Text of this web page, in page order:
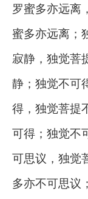
罗蜜多亦远离
蜜多亦远离；
寂静，独觉菩
静；独觉不可
得，独觉菩提
可得；独觉不
可思议，独觉
多亦不可思议